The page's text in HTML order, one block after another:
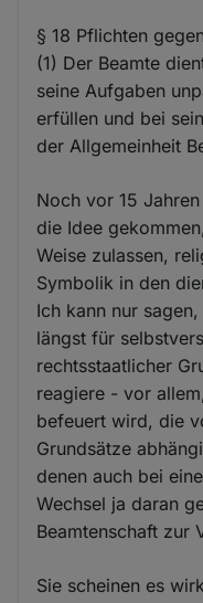
§ 18 Pflichten
(1) Der Beamte
seine Aufgaben
erfüllen und bei
der Allgemeinheit
Noch vor 15
die Idee
Weise zulassen,
Symbolik in den
Ich kann nur
längst für
rechtsstaatlicher
reagiere - vor
befeuert wird, die
Grundsätze
denen auch bei
Wechsel ja daran
Beamtenschaft zur
Sie scheinen es